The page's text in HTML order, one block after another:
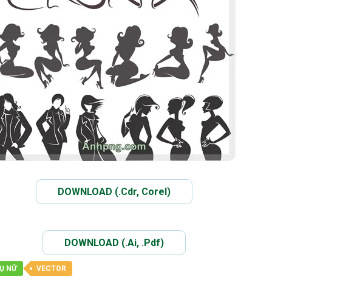
DOWNLOAD (.Cdr, Corel)
DOWNLOAD (.Ai, .Pdf)
NỮ VECTOR